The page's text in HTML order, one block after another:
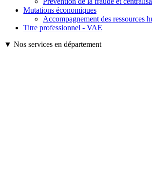
Mutations économiques
Accompagnement des ressources
Titre professionnel - VAE
▼ Nos services en département